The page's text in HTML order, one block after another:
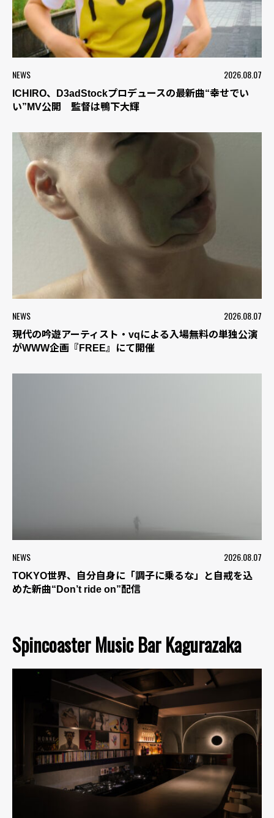
NEWS 2026.08.07
ICHIRO、D3adStockプロデュースの最新曲“幸せでい
い”MV公開 監督は鴨下大輝
NEWS 2026.08.07
現代の吟遊アーティスト・vqによる入場無料の単独公演
がWWW企画『FREE』にて開催
NEWS 2026.08.07
TOKYO世界、自分自身に「調子に乗るな」と自戒を込
めた新曲“Don’t ride on”配信
Spincoaster Music Bar Kagurazaka